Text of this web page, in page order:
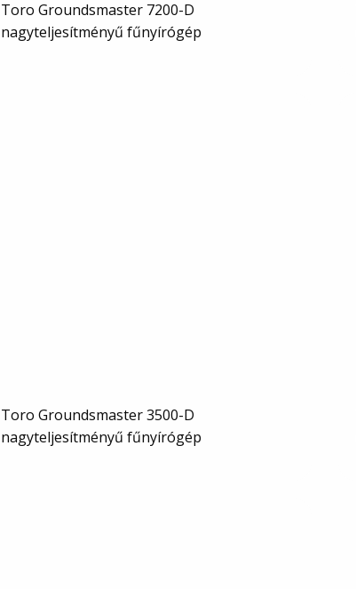
Toro Groundsmaster 7200-D
nagyteljesítményű fűnyírógép
Toro Groundsmaster 3500-D
nagyteljesítményű fűnyírógép